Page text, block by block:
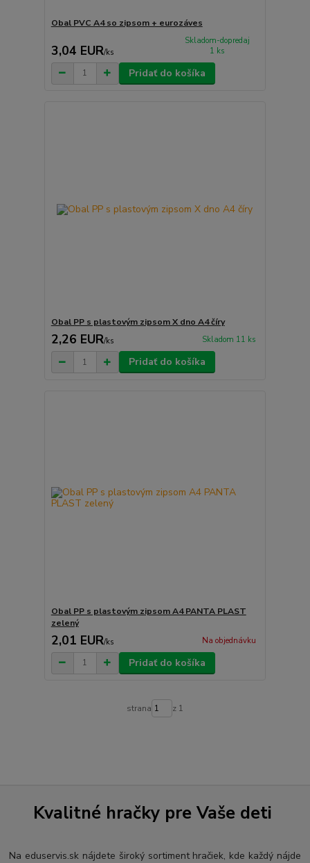
Obal PVC A4 so zipsom + eurozáves
3,04 EUR/ks
Skladom-dopredaj
1 ks
Pridať do košíka
Obal PP s plastovým zipsom X dno A4 číry
2,26 EUR/ks Skladom 11 ks
Pridať do košíka
Obal PP s plastovým zipsom A4 PANTA PLAST
zelený
2,01 EUR/ks Na objednávku
Pridať do košíka
strana z 1
Kvalitné hračky pre Vaše deti
Na eduservis.sk nájdete široký sortiment hračiek, kde každý nájde